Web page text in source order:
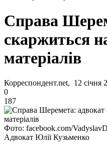
Справа
скаржиться
матеріалів
Корреспондент.net, 12 січня
0
187
Фото: facebook.com/
Адвокат Юлії Кузьменко